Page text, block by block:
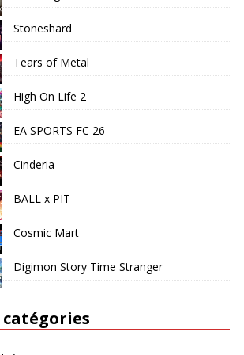
Stoneshard
Tears of Metal
High On Life 2
EA SPORTS FC 26
Cinderia
BALL x PIT
Cosmic Mart
Digimon Story Time Stranger
catégories